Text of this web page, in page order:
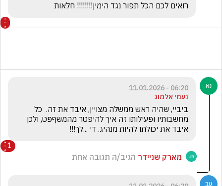
רואים לכם הכל תפור נגד הימין!!!!!!!! חלאות
06:20 - 11.01.2026
נעמי אלמוג
איבד את יכולתו להיות מנהיג. די ...לך!!!
1
מארק שניידר הגיב/ה תגובה אחת